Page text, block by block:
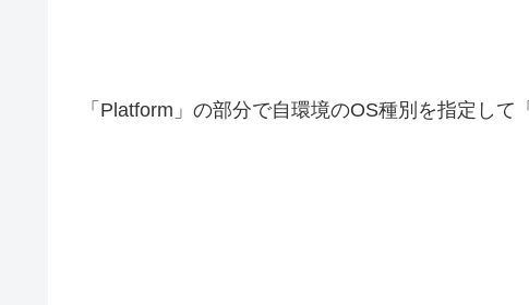
「Platform」の部分で自環境のOS種別を指定して